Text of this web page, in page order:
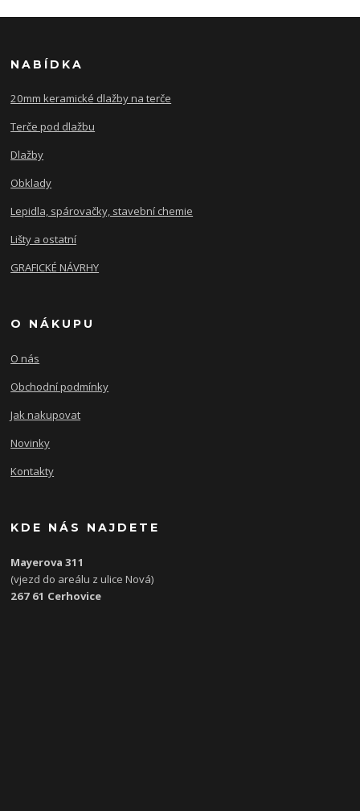
NABÍDKA
20mm keramické dlažby na terče
Terče pod dlažbu
Dlažby
Obklady
Lepidla, spárovačky, stavební chemie
Lišty a ostatní
GRAFICKÉ NÁVRHY
O NÁKUPU
O nás
Obchodní podmínky
Jak nakupovat
Novinky
Kontakty
KDE NÁS NAJDETE
Mayerova 311
(vjezd do areálu z ulice Nová)
267 61 Cerhovice